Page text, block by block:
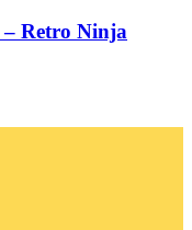
Retro Ninja